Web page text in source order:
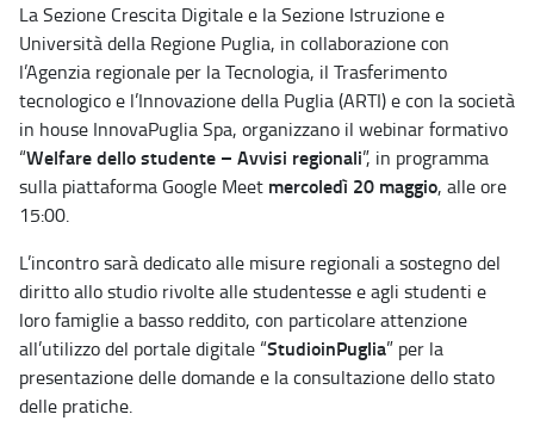
La Sezione Crescita Digitale e la Sezione Istruzione e
Università della Regione Puglia, in collaborazione con
l’Agenzia regionale per la Tecnologia, il Trasferimento
tecnologico e l’Innovazione della Puglia (ARTI) e con la società
in house InnovaPuglia Spa, organizzano il webinar formativo
“Welfare dello studente – Avvisi regionali”, in programma
sulla piattaforma Google Meet mercoledì 20 maggio, alle ore
15:00.
L’incontro sarà dedicato alle misure regionali a sostegno del
diritto allo studio rivolte alle studentesse e agli studenti e
loro famiglie a basso reddito, con particolare attenzione
all’utilizzo del portale digitale “StudioinPuglia” per la
presentazione delle domande e la consultazione dello stato
delle pratiche.